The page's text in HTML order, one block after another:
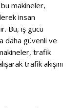
makineler,
insan
Bu, iş gücü
daha güvenli ve
trafik
trafik akışını